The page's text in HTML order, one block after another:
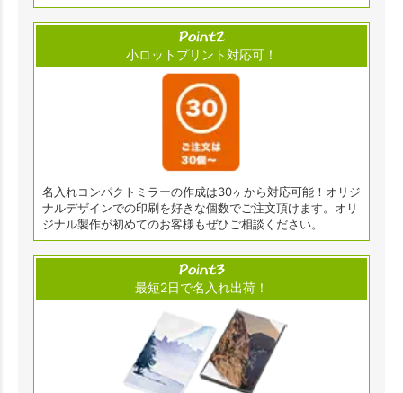
小ロットプリント対応可！
名入れコンパクトミラーの作成は30ヶから対応可能！オリジ
ナルデザインでの印刷を好きな個数でご注文頂けます。オリ
ジナル製作が初めてのお客様もぜひご相談ください。
最短2日で名入れ出荷！